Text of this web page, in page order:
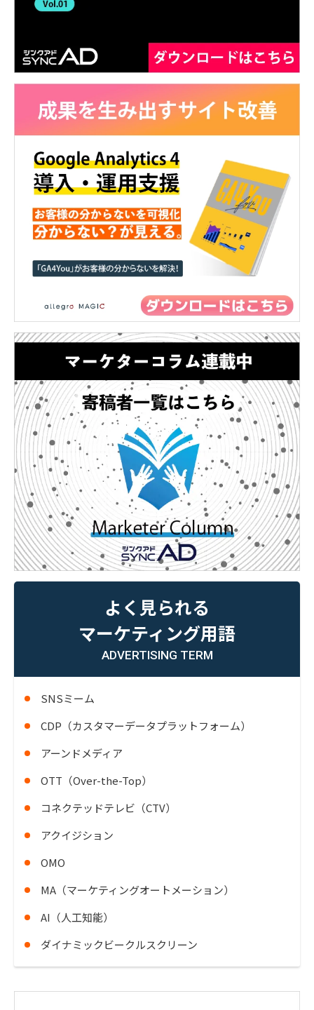
よく見られる
マーケティング用語
ADVERTISING TERM
SNSミーム
CDP（カスタマーデータプラットフォーム）
アーンドメディア
OTT（Over-the-Top）
コネクテッドテレビ（CTV）
アクイジション
OMO
MA（マーケティングオートメーション）
AI（人工知能）
ダイナミックビークルスクリーン